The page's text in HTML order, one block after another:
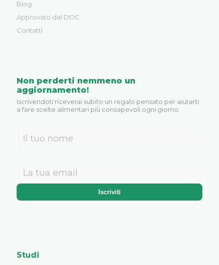
Blog
Approvato dal DOC
Contatti
Non perderti nemmeno un
aggiornamento!
Iscrivendoti riceverai subito un regalo pensato per aiutarti
a fare scelte alimentari più consapevoli ogni giorno.
Studi